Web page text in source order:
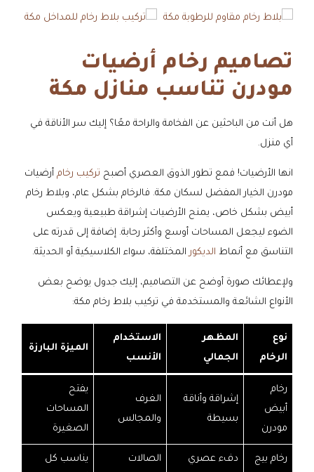
تصاميم رخام أرضيات
مودرن تناسب منازل مكة
هل أنت من الباحثين عن الفخامة والراحة معًا؟ إليك سر الأناقة في
أي منزل.
انها الأرضيات! فمع تطور الذوق العصري أصبح تركيب رخام أرضيات
مودرن الخيار المفضل لسكان مكة. فالرخام بشكل عام، وبلاط رخام
أبيض بشكل خاص، يمنح الأرضيات إشراقة طبيعية ويعكس
الضوء ليجعل المساحات أوسع وأكثر رحابة. إضافة إلى قدرته على
التناسق مع أنماط الديكور المختلفة، سواء الكلاسيكية أو الحديثة.
ولإعطائك صورة أوضح عن التصاميم، إليك جدول يوضح بعض
الأنواع الشائعة والمستخدمة في تركيب بلاط رخام مكة:
نوع
الرخام
المظهر
الجمالي
الاستخدام
الأنسب
الميزة البارزة
رخام
أبيض
مودرن
إشراقة وأناقة
بسيطة
الغرف
والمجالس
يفتح
المساحات
الصغيرة
رخام بيج
دفء عصري
الصالات
يناسب كل